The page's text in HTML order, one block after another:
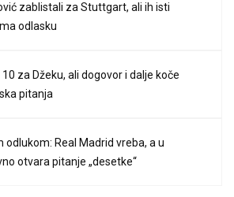
zablistali za Stuttgart, ali ih isti
odlasku
za Džeku, ali dogovor i dalje koče
pitanja
odlukom: Real Madrid vreba, a u
otvara pitanje „desetke“